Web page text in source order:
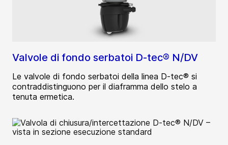
Valvole di fondo serbatoi D-tec® N/DV
Le valvole di fondo serbatoi della linea D-tec® si
contraddistinguono per il diaframma dello stelo a
tenuta ermetica.